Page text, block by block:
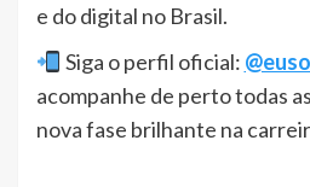
e do digital no Brasil.
Siga o perfil oficial:
acompanhe de perto todas
nova fase brilhante na